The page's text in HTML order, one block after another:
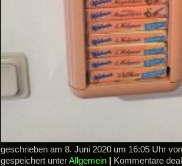
geschrieben am 8. Juni 2020 um 16:05 Uhr
gespeichert unterAllgemein Kommentare